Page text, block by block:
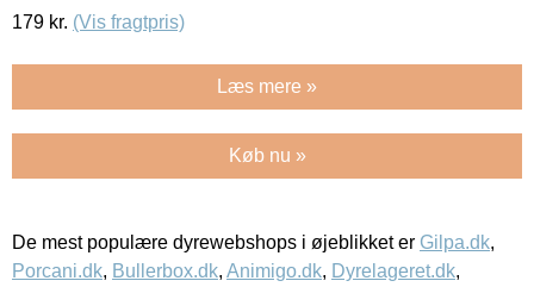
179 kr. (Vis fragtpris)
Læs mere »
Køb nu »
De mest populære dyrewebshops i øjeblikket er Gilpa.dk,
Porcani.dk, Bullerbox.dk, Animigo.dk, Dyrelageret.dk,